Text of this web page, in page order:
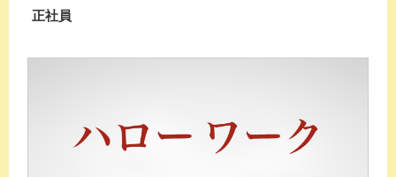
正社員